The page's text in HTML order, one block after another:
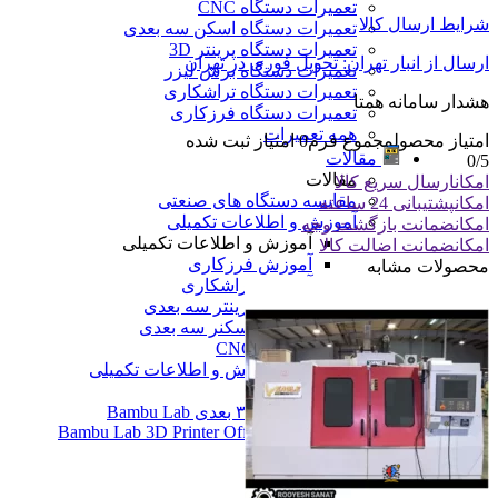
تعمیرات دستگاه CNC
تعمیرات دستگاه اسکن سه بعدی
تعمیرات دستگاه پرینتر 3D
تعمیرات دستگاه برش لیزر
تعمیرات دستگاه تراشکاری
تعمیرات دستگاه فرزکاری
همه تعمیرات
مقالات
مقالات
مقایسه دستگاه های صنعتی
آموزش و اطلاعات تکمیلی
آموزش و اطلاعات تکمیلی
آموزش فرزکاری
آموزش تراشکاری
آموزش پرینتر سه بعدی
آموزش اسکنر سه بعدی
آموزش CNC
همه آموزش و اطلاعات تکمیلی
نمایندگی پرینتر ۳ بعدی Bambu Lab
Bambu Lab 3D Printer Official Distributor
همه مقالات
آموزش
شرایط ارسال کالا
ارسال از انبار تهران: تحویل فوری در تهران
هشدار سامانه همتا
امتیاز محصولمجموع فرم0امتیاز ثبت شده
0/5
امکانارسال سریع کالا
امکانپشتیبانی 24 ساعته
امکانضمانت بازگشت وجه
امکانضمانت اضالت کالا
محصولات مشابه